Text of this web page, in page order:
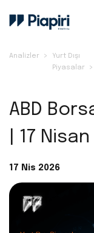
Analizler
Yurt Dışı
Piyasalar
ABD
| 17 Nisan
17 Nis 2026